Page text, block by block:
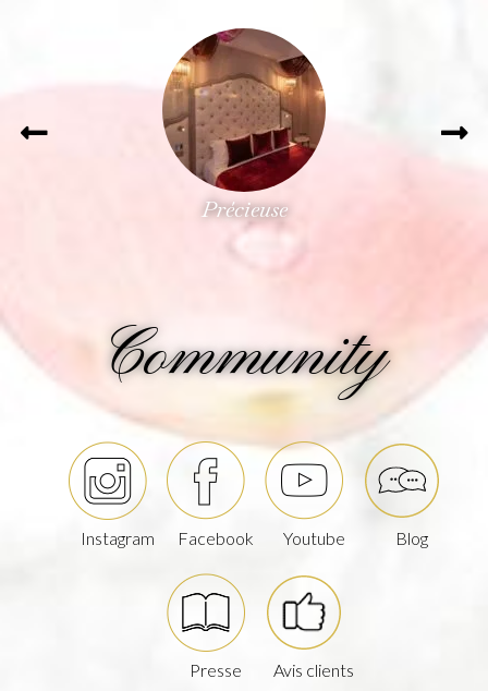
Précieuse
Community
Instagram Facebook Youtube Blog
Presse Avis clients